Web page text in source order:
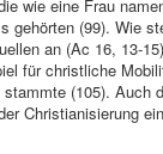
wie eine Frau
gehörten (99). Wie
an (Ac 16, 13-
für christliche
(105). Auch
Christianisierung